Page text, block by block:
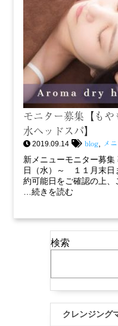
モニター募集【も
水ヘッドスパ】
2019.09.14 blog メ
新メニューモニター募
日（水）～ １１月末日
約可能日をご確認の上
…続きを読む
検索
クレンジング